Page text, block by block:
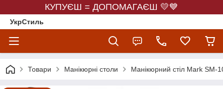
КУПУЄШ = ДОПОМАГАЄШ 💛💙
УкрСтиль
Товари Манікюрні столи Манікюрний стіл Mark SM-